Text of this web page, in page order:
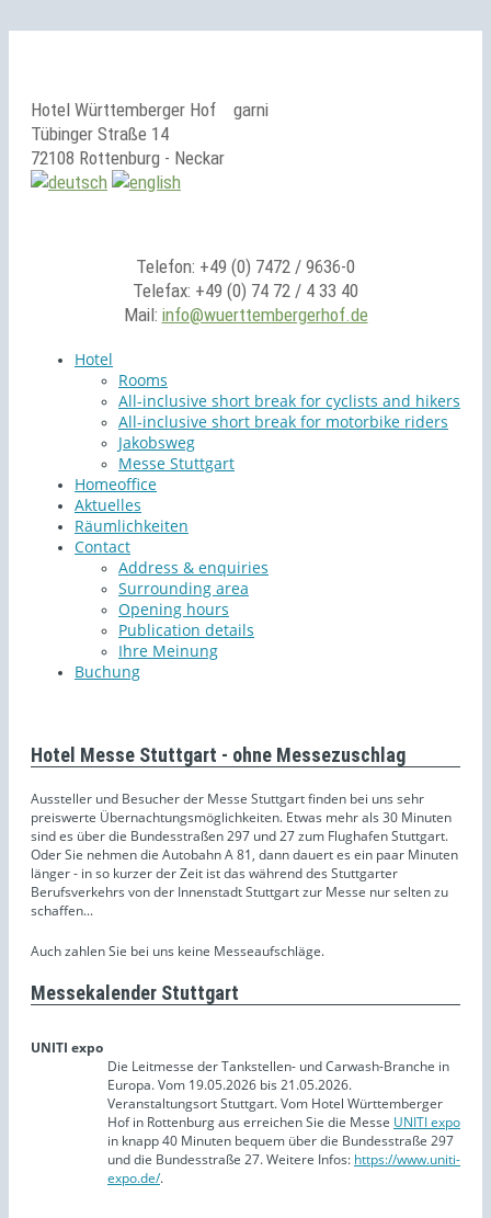
Hotel Württemberger Hof
garni
Tübinger Straße 14
72108 Rottenburg - Neckar
Telefon: +49 (0) 7472 / 9636-0
Telefax: +49 (0) 74 72 / 4 33 40
Mail: info@wuerttembergerhof.de
Hotel
Rooms
All-inclusive short break for cyclists and hikers
All-inclusive short break for motorbike riders
Jakobsweg
Messe Stuttgart
Homeoffice
Aktuelles
Räumlichkeiten
Contact
Address & enquiries
Surrounding area
Opening hours
Publication details
Ihre Meinung
Buchung
Hotel Messe Stuttgart - ohne Messezuschlag
Aussteller und Besucher der Messe Stuttgart finden bei uns sehr
preiswerte Übernachtungsmöglichkeiten. Etwas mehr als 30 Minuten
sind es über die Bundesstraßen 297 und 27 zum Flughafen Stuttgart.
Oder Sie nehmen die Autobahn A 81, dann dauert es ein paar Minuten
länger - in so kurzer der Zeit ist das während des Stuttgarter
Berufsverkehrs von der Innenstadt Stuttgart zur Messe nur selten zu
schaffen...
Auch zahlen Sie bei uns keine Messeaufschläge.
Messekalender Stuttgart
UNITI expo
Die Leitmesse der Tankstellen- und Carwash-Branche in
Europa. Vom 19.05.2026 bis 21.05.2026.
Veranstaltungsort Stuttgart. Vom Hotel Württemberger
Hof in Rottenburg aus erreichen Sie die Messe UNITI expo
in knapp 40 Minuten bequem über die Bundesstraße 297
und die Bundesstraße 27. Weitere Infos: https://www.uniti-
expo.de/.